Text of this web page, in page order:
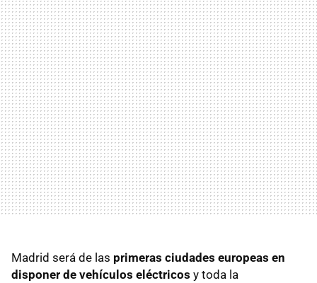
Madrid será de las primeras ciudades europeas en
disponer de vehículos eléctricos y toda la